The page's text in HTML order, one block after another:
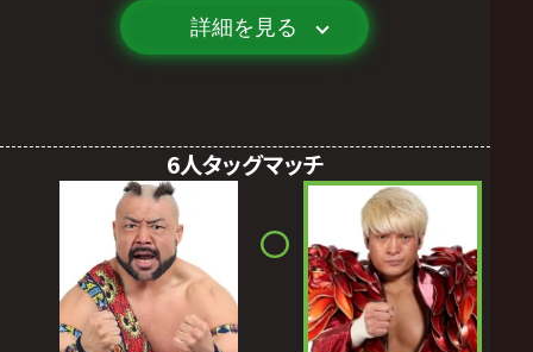
詳細を見る
6人タッグマッチ